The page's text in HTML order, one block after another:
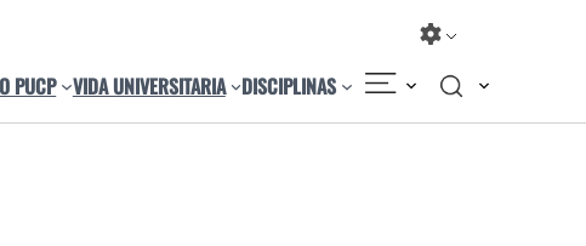
PUCP VIDA UNIVERSITARIA DISCIPLINAS